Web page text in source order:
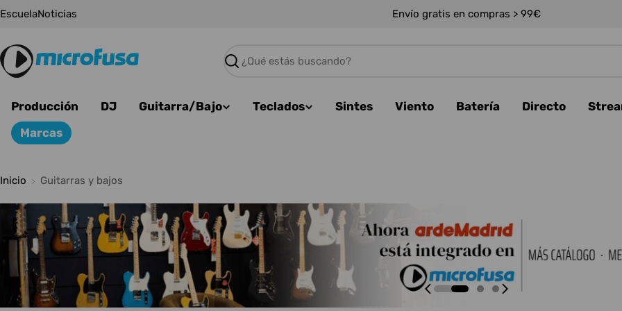
Saltar
EscuelaNoticias Envío gratis en compras > 99€
Buscar
Producción DJ Guitarra/Bajo Teclados Sintes Viento Batería Directo
Marcas
Inicio Guitarras y bajos